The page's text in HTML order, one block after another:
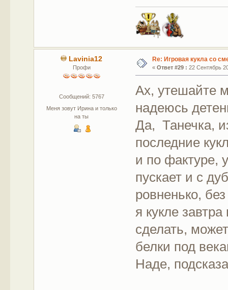
Lavinia12
Профи
Сообщений: 5767
Меня зовут Ирина и только
на ты
Re: Игровая кукла со
« Ответ #29 : 22 Сентябрь
Ах, утешайте
надеюсь
Да, Танечка,
последние
и по фактуре,
пускает и с
ровненько,
я кукле
сделать,
белки под
Наде,